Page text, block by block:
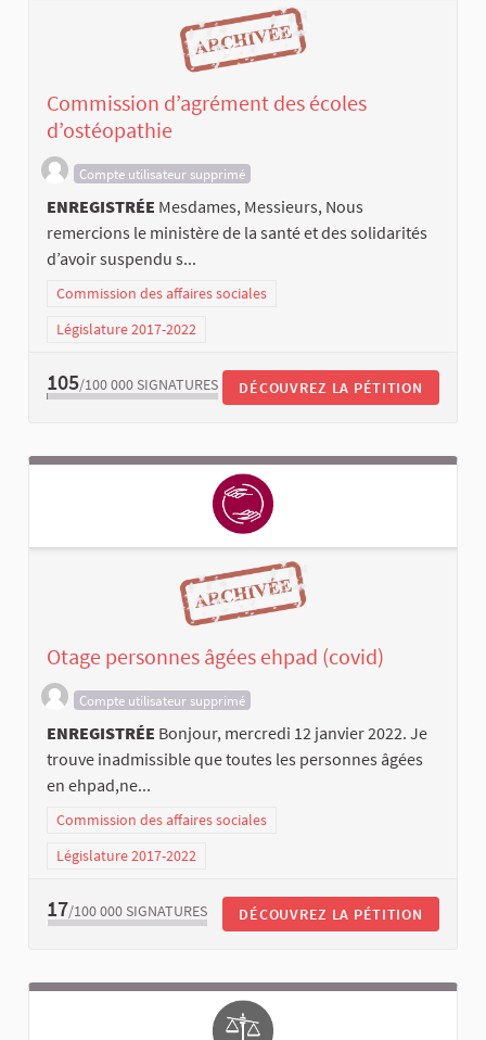
Commission d’agrément des écoles
d’ostéopathie
Compte utilisateur supprimé
ENREGISTRÉE Mesdames, Messieurs, Nous
remercions le ministère de la santé et des solidarités
d’avoir suspendu s...
Commission des affaires sociales
Législature 2017-2022
105/100 000 SIGNATURES DÉCOUVREZ LA PÉTITION
Otage personnes âgées ehpad (covid)
Compte utilisateur supprimé
ENREGISTRÉE Bonjour, mercredi 12 janvier 2022. Je
trouve inadmissible que toutes les personnes âgées
en ehpad,ne...
Commission des affaires sociales
Législature 2017-2022
17/100 000 SIGNATURES DÉCOUVREZ LA PÉTITION